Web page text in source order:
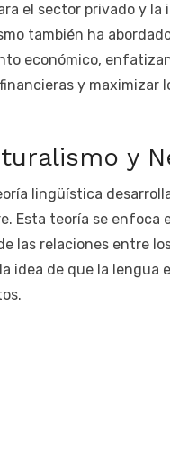
el sector privado y
también ha
económico,
y maximizar
y
lingüística
Esta teoría se
las relaciones entre
idea de que la lengua